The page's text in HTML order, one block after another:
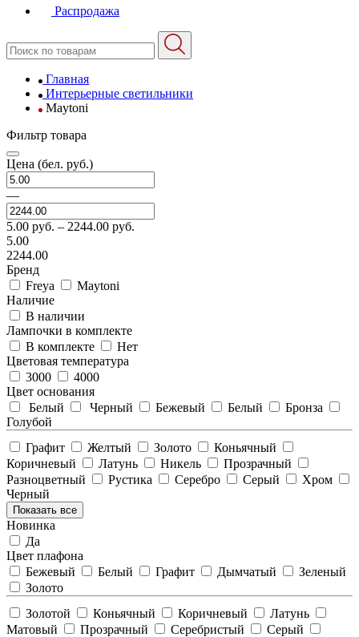
Распродажа
Главная
Интерьерные светильники
Maytoni
Фильтр товара
Цена (бел. руб.)
—
5.00 руб. – 2244.00 руб.
5.00
2244.00
Бренд
Freya
Maytoni
Наличие
В наличии
Лампочки в комплекте
В комплекте
Нет
Цветовая температура
3000
4000
Цвет основания
Белый
Черный Бежевый Белый
Бронза
Голубой
Графит
Желтый Золото
Коньячный
Коричневый
Латунь Никель
Прозрачный
Разноцветный
Рустика Серебро Серый
Хром
Черный
Показать все
Новинка
Да
Цвет плафона
Бежевый
Белый Графит Дымчатый
Зеленый
Золото
Золотой
Коньячный Коричневый
Латунь
Матовый
Прозрачный Серебристый
Серый